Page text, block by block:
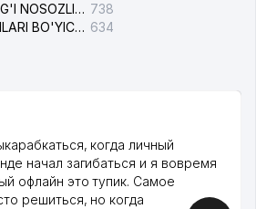
ELEKTRTARMOG'I NOSOZLIKLARINI TO'ZATISH SERGELI XIZMATI 738
FUQAROLIK ISHLARI BO'YICHA UCH-TEPA TUMANI SUDI 634
когда личный
начал загибаться и я вовремя
офлайн это тупик. Самое
решиться, но когда